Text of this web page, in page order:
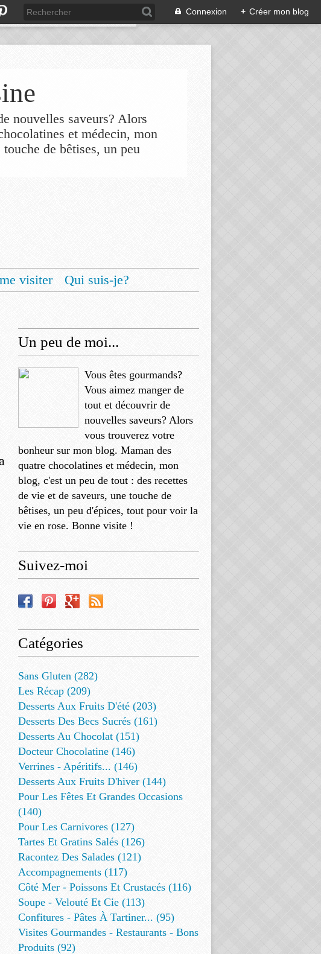
Connexion + Créer mon blog
nouvelles saveurs? Alors
et médecin, mon
de bêtises, un peu
visiter
Qui suis-je?
Un peu de moi...
Vous êtes gourmands?
Vous aimez manger de
tout et découvrir de
nouvelles saveurs? Alors
vous trouverez votre
bonheur sur mon blog. Maman des
quatre chocolatines et médecin, mon
blog, c'est un peu de tout : des recettes
de vie et de saveurs, une touche de
bêtises, un peu d'épices, tout pour voir la
vie en rose. Bonne visite !
Suivez-moi
Catégories
Sans Gluten (282)
Les Récap (209)
Desserts Aux Fruits D'été (203)
Desserts Des Becs Sucrés (161)
Desserts Au Chocolat (151)
Docteur Chocolatine (146)
Verrines - Apéritifs... (146)
Desserts Aux Fruits D'hiver (144)
Pour Les Fêtes Et Grandes Occasions
(140)
Pour Les Carnivores (127)
Tartes Et Gratins Salés (126)
Racontez Des Salades (121)
Accompagnements (117)
Côté Mer - Poissons Et Crustacés (116)
Soupe - Velouté Et Cie (113)
Confitures - Pâtes À Tartiner... (95)
Visites Gourmandes - Restaurants - Bons
Produits (92)